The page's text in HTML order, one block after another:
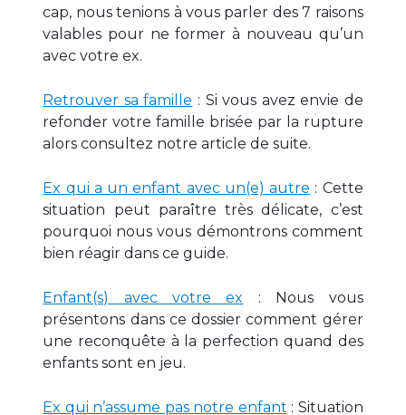
cap, nous tenions à vous parler des 7 raisons
valables pour ne former à nouveau qu’un
avec votre ex.
Retrouver sa famille : Si vous avez envie de
refonder votre famille brisée par la rupture
alors consultez notre article de suite.
Ex qui a un enfant avec un(e) autre : Cette
situation peut paraître très délicate, c’est
pourquoi nous vous démontrons comment
bien réagir dans ce guide.
Enfant(s) avec votre ex : Nous vous
présentons dans ce dossier comment gérer
une reconquête à la perfection quand des
enfants sont en jeu.
Ex qui n’assume pas notre enfant : Situation